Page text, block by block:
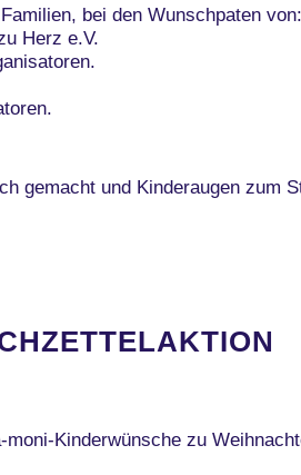
bei den Wunschpaten von:
Herz e.V.
gemacht und Kinderaugen zum
Kinderwünsche zu